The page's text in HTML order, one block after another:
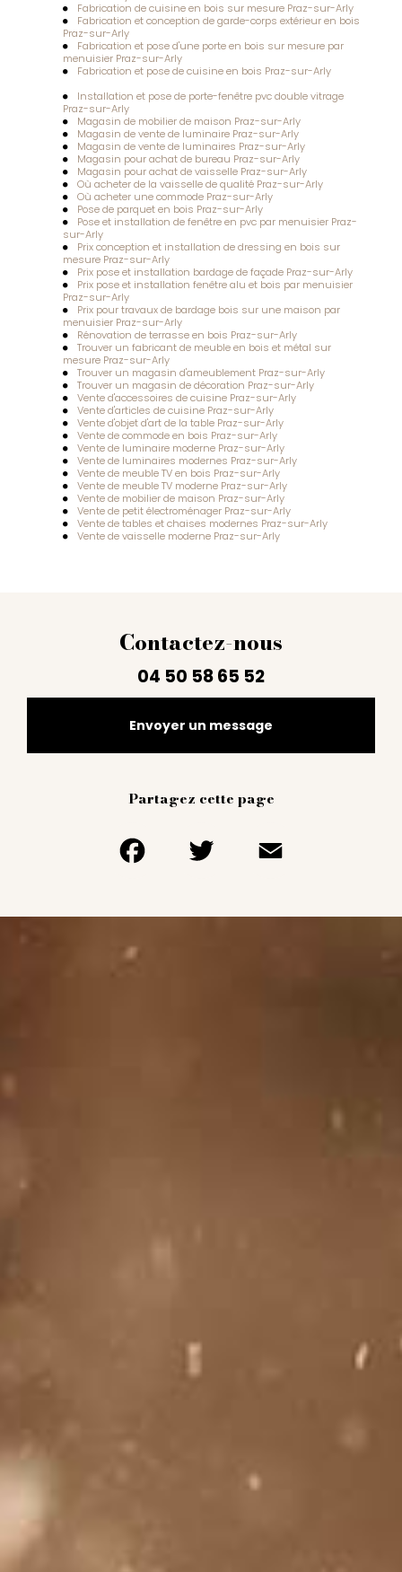
Fabrication de cuisine en bois sur mesure Praz-sur-Arly
Fabrication et conception de garde-corps extérieur en bois
Praz-sur-Arly
Fabrication et pose d'une porte en bois sur mesure par
menuisier Praz-sur-Arly
Fabrication et pose de cuisine en bois Praz-sur-Arly
Installation et pose de porte-fenêtre pvc double vitrage
Praz-sur-Arly
Magasin de mobilier de maison Praz-sur-Arly
Magasin de vente de luminaire Praz-sur-Arly
Magasin de vente de luminaires Praz-sur-Arly
Magasin pour achat de bureau Praz-sur-Arly
Magasin pour achat de vaisselle Praz-sur-Arly
Où acheter de la vaisselle de qualité Praz-sur-Arly
Où acheter une commode Praz-sur-Arly
Pose de parquet en bois Praz-sur-Arly
Pose et installation de fenêtre en pvc par menuisier Praz-
sur-Arly
Prix conception et installation de dressing en bois sur
mesure Praz-sur-Arly
Prix pose et installation bardage de façade Praz-sur-Arly
Prix pose et installation fenêtre alu et bois par menuisier
Praz-sur-Arly
Prix pour travaux de bardage bois sur une maison par
menuisier Praz-sur-Arly
Rénovation de terrasse en bois Praz-sur-Arly
Trouver un fabricant de meuble en bois et métal sur
mesure Praz-sur-Arly
Trouver un magasin d'ameublement Praz-sur-Arly
Trouver un magasin de décoration Praz-sur-Arly
Vente d'accessoires de cuisine Praz-sur-Arly
Vente d'articles de cuisine Praz-sur-Arly
Vente d'objet d'art de la table Praz-sur-Arly
Vente de commode en bois Praz-sur-Arly
Vente de luminaire moderne Praz-sur-Arly
Vente de luminaires modernes Praz-sur-Arly
Vente de meuble TV en bois Praz-sur-Arly
Vente de meuble TV moderne Praz-sur-Arly
Vente de mobilier de maison Praz-sur-Arly
Vente de petit électroménager Praz-sur-Arly
Vente de tables et chaises modernes Praz-sur-Arly
Vente de vaisselle moderne Praz-sur-Arly
Contactez-nous
04 50 58 65 52
Envoyer un message
Partagez cette page